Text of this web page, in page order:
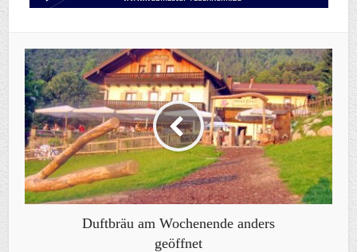
Duftbräu am Wochenende anders
geöffnet